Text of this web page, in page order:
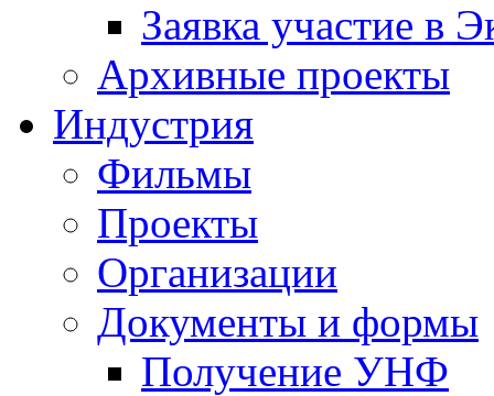
Заявка участие в
Архивные проекты
Индустрия
Фильмы
Проекты
Организации
Документы и формы
Получение УНФ